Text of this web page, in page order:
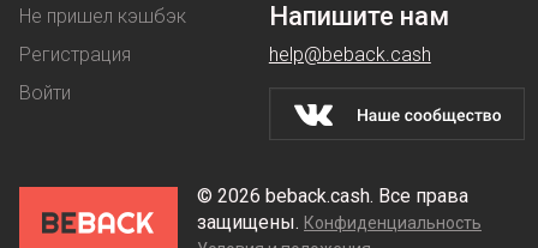
Не пришел кэшбэк
Регистрация
Войти
Напишите нам
help@beback.cash
© 2026 beback.cash. Все права
защищены. Конфиденциальность